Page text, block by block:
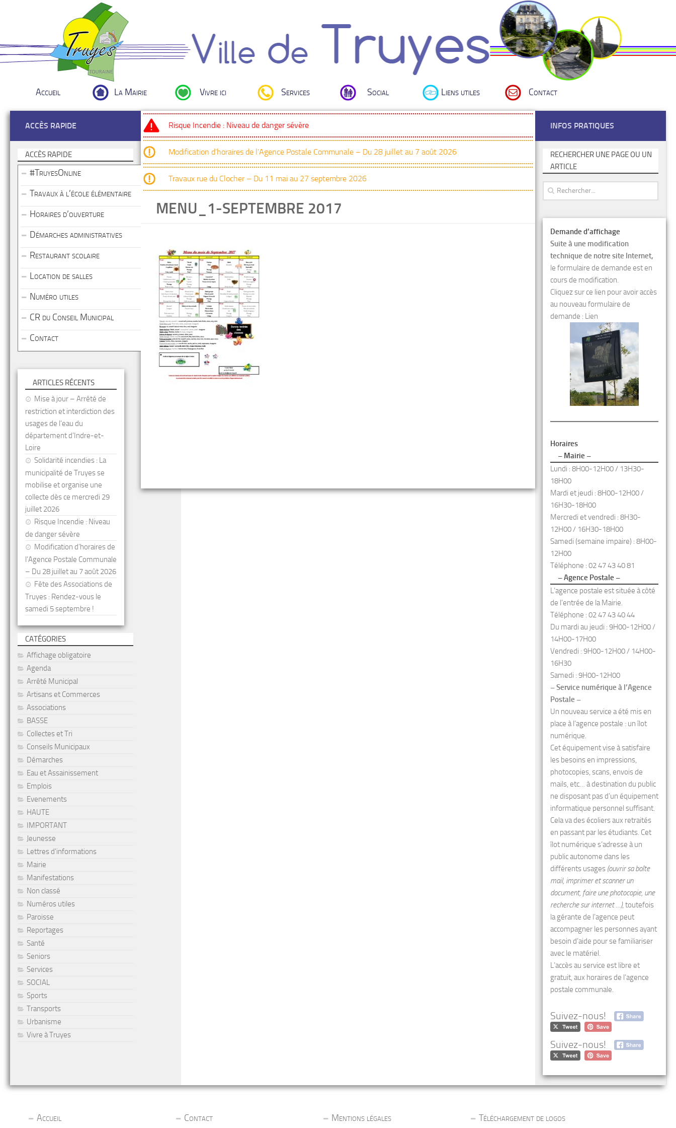
Accueil La Mairie Vivre ici Services Social Liens utiles Contact
Risque Incendie : Niveau de danger sévère
Modification d’horaires de l’Agence Postale Communale – Du 28 juillet au 7 août 2026
Travaux rue du Clocher – Du 11 mai au 27 septembre 2026
MENU_1-SEPTEMBRE 2017
ACCÈS RAPIDE
ACCÈS RAPIDE
#TruyesOnline
Travaux à l’école élémentaire
Horaires d’ouverture
Démarches administratives
Restaurant scolaire
Location de salles
Numéro utiles
CR du Conseil Municipal
Contact
ARTICLES RÉCENTS
Mise à jour – Arrêté de
restriction et interdiction des
usages de l’eau du
département d’Indre-et-
Loire
Solidarité incendies : La
municipalité de Truyes se
mobilise et organise une
collecte dès ce mercredi 29
juillet 2026
Risque Incendie : Niveau
de danger sévère
Modification d’horaires de
l’Agence Postale Communale
– Du 28 juillet au 7 août 2026
Fête des Associations de
Truyes : Rendez-vous le
samedi 5 septembre !
CATÉGORIES
Affichage obligatoire
Agenda
Arrêté Municipal
Artisans et Commerces
Associations
BASSE
Collectes et Tri
Conseils Municipaux
Démarches
Eau et Assainissement
Emplois
Evenements
HAUTE
IMPORTANT
Jeunesse
Lettres d'informations
Mairie
Manifestations
Non classé
Numéros utiles
Paroisse
Reportages
Santé
Seniors
Services
SOCIAL
Sports
Transports
Urbanisme
Vivre à Truyes
INFOS PRATIQUES
RECHERCHER UNE PAGE OU UN
ARTICLE
Demande d’affichage
Suite à une modification
technique de notre site Internet,
le formulaire de demande est en
cours de modification.
Cliquez sur ce lien pour avoir accès
au nouveau formulaire de
demande : Lien
Horaires
– Mairie –
Lundi : 8H00-12H00 / 13H30-
18H00
Mardi et jeudi : 8H00-12H00 /
16H30-18H00
Mercredi et vendredi : 8H30-
12H00 / 16H30-18H00
Samedi (semaine impaire) : 8H00-
12H00
Téléphone : 02 47 43 40 81
– Agence Postale –
L’agence postale est située à côté
de l’entrée de la Mairie.
Téléphone : 02 47 43 40 44
Du mardi au jeudi : 9H00-12H00 /
14H00-17H00
Vendredi : 9H00-12H00 / 14H00-
16H30
Samedi : 9H00-12H00
– Service numérique à l’Agence
Postale –
Un nouveau service a été mis en
place à l’agence postale : un îlot
numérique.
Cet équipement vise à satisfaire
les besoins en impressions,
photocopies, scans, envois de
mails, etc… à destination du public
ne disposant pas d’un équipement
informatique personnel suffisant.
Cela va des écoliers aux retraités
en passant par les étudiants. Cet
îlot numérique s’adresse à un
public autonome dans les
différents usages (ouvrir sa boîte
mail, imprimer et scanner un
document, faire une photocopie, une
recherche sur internet …), toutefois
la gérante de l’agence peut
accompagner les personnes ayant
besoin d’aide pour se familiariser
avec le matériel.
L’accès au service est libre et
gratuit, aux horaires de l’agence
postale communale.
Suivez-nous!
Suivez-nous!
Accueil Contact Mentions légales Téléchargement de logos